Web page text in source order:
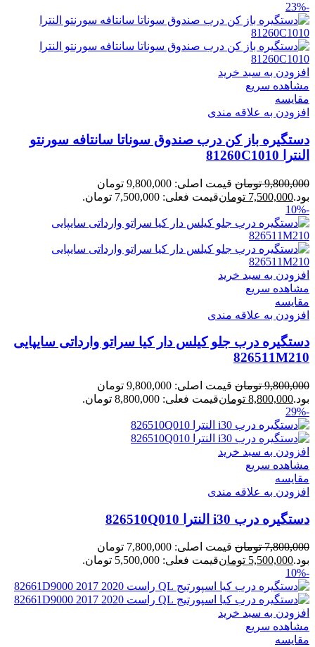
-23%
افزودن به سبد خرید
مشاهده سریع
مقایسه
افزودن به علاقه مندی
دستگیره باز کن درب صندوق سوناتا سانتافه سورنتو
النترا 81260C1010
9,800,000 تومان
قیمت اصلی: 9,800,000 تومان
بود.7,500,000 تومانقیمت فعلی: 7,500,000 تومان.
-10%
افزودن به سبد خرید
مشاهده سریع
مقایسه
افزودن به علاقه مندی
دستگیره درب جلو کیلس دار کیا سراتو وارداتی سایپایی
826511M210
9,800,000 تومان
قیمت اصلی: 9,800,000 تومان
بود.8,800,000 تومانقیمت فعلی: 8,800,000 تومان.
-29%
افزودن به سبد خرید
مشاهده سریع
مقایسه
افزودن به علاقه مندی
دستگیره درب i30 النترا 826510Q010
7,800,000 تومان
قیمت اصلی: 7,800,000 تومان
بود.5,500,000 تومانقیمت فعلی: 5,500,000 تومان.
-10%
افزودن به سبد خرید
مشاهده سریع
مقایسه